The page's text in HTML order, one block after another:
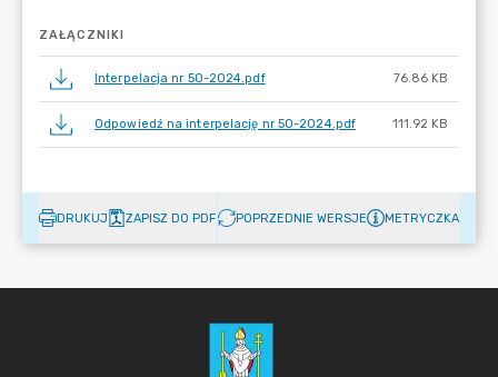
ZAŁĄCZNIKI
Interpelacja nr 50-2024.pdf 76.86 KB
Odpowiedź na interpelację nr 50-2024.pdf 111.92 KB
DRUKUJ ZAPISZ DO PDF POPRZEDNIE WERSJE METRYCZKA